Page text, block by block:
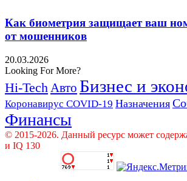
Как биометрия защищает ваш
от мошенников
20.03.2026
Looking For More?
Hi-Tech Авто Бизнес и
Коронавирус COVID-19 Назначения
Финансы
© 2015-2026. Данный ресурс может
и IQ 130